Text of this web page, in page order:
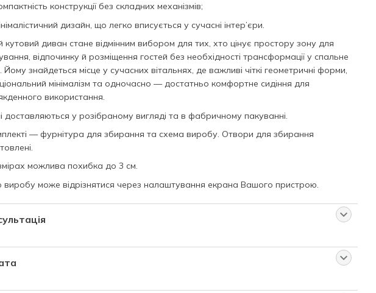
конструкції без складних механізмів;
дизайн, що легко вписується у сучасні інтер’єри.
кутовий диван стане відмінним вибором для тих, хто цінує простору зону для
відпочинку й розміщення гостей без необхідності трансформації у спальне
Йому знайдеться місце у сучасних вітальнях, де важливі чіткі геометричні форми,
мінімалізм та одночасно — достатньо комфортне сидіння для
використання.
доставляються у розібраному вигляді та в фабричному пакуванні.
— фурнітура для збирання та схема виробу. Отвори для збирання
можлива похибка до 3 см.
виробу може відрізнятися через налаштування екрана Вашого пристрою.
понеділка до п'ятниці з 8:00 до 23:00